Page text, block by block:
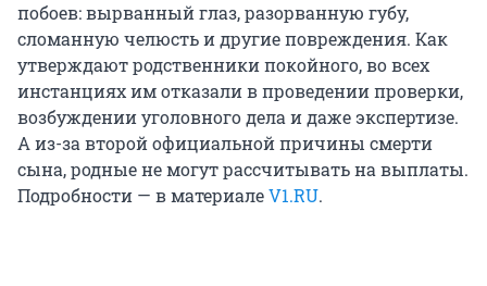
побоев: вырванный глаз, разорванную губу,
сломанную челюсть и другие повреждения. Как
утверждают родственники покойного, во всех
инстанциях им отказали в проведении проверки,
возбуждении уголовного дела и даже экспертизе.
А из-за второй официальной причины смерти
сына, родные не могут рассчитывать на выплаты.
Подробности — в материалеV1.RU.